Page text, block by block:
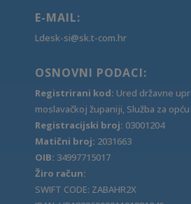
E-MAIL:
Ldesk-si@sk.t-com.hr
OSNOVNI PODACI:
Registrirani kod: Ured državne
moslavačkoj županiji, Služba za
Registracijski broj: 03001204
Matični broj: 2031663
OIB: 34997715017
Žiro račun:
SWIFT CODE: ZABAHR2X